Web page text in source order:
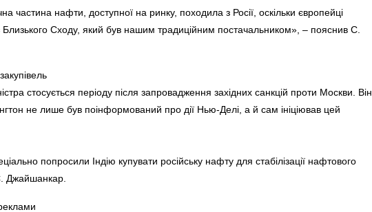
частина нафти, доступної на ринку, походила з Росії, оскільки європейці
Сходу, який був нашим традиційним постачальником», – пояснив С.
стосується періоду після запровадження західних санкцій проти Москви. Він
не лише був поінформований про дії Нью-Делі, а й сам ініціював цей
попросили Індію купувати російську нафту для стабілізації нафтового
Джайшанкар.